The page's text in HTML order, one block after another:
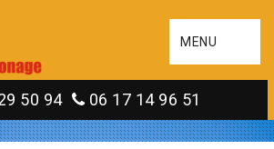
MENU
50 94 06 17 14 96 51